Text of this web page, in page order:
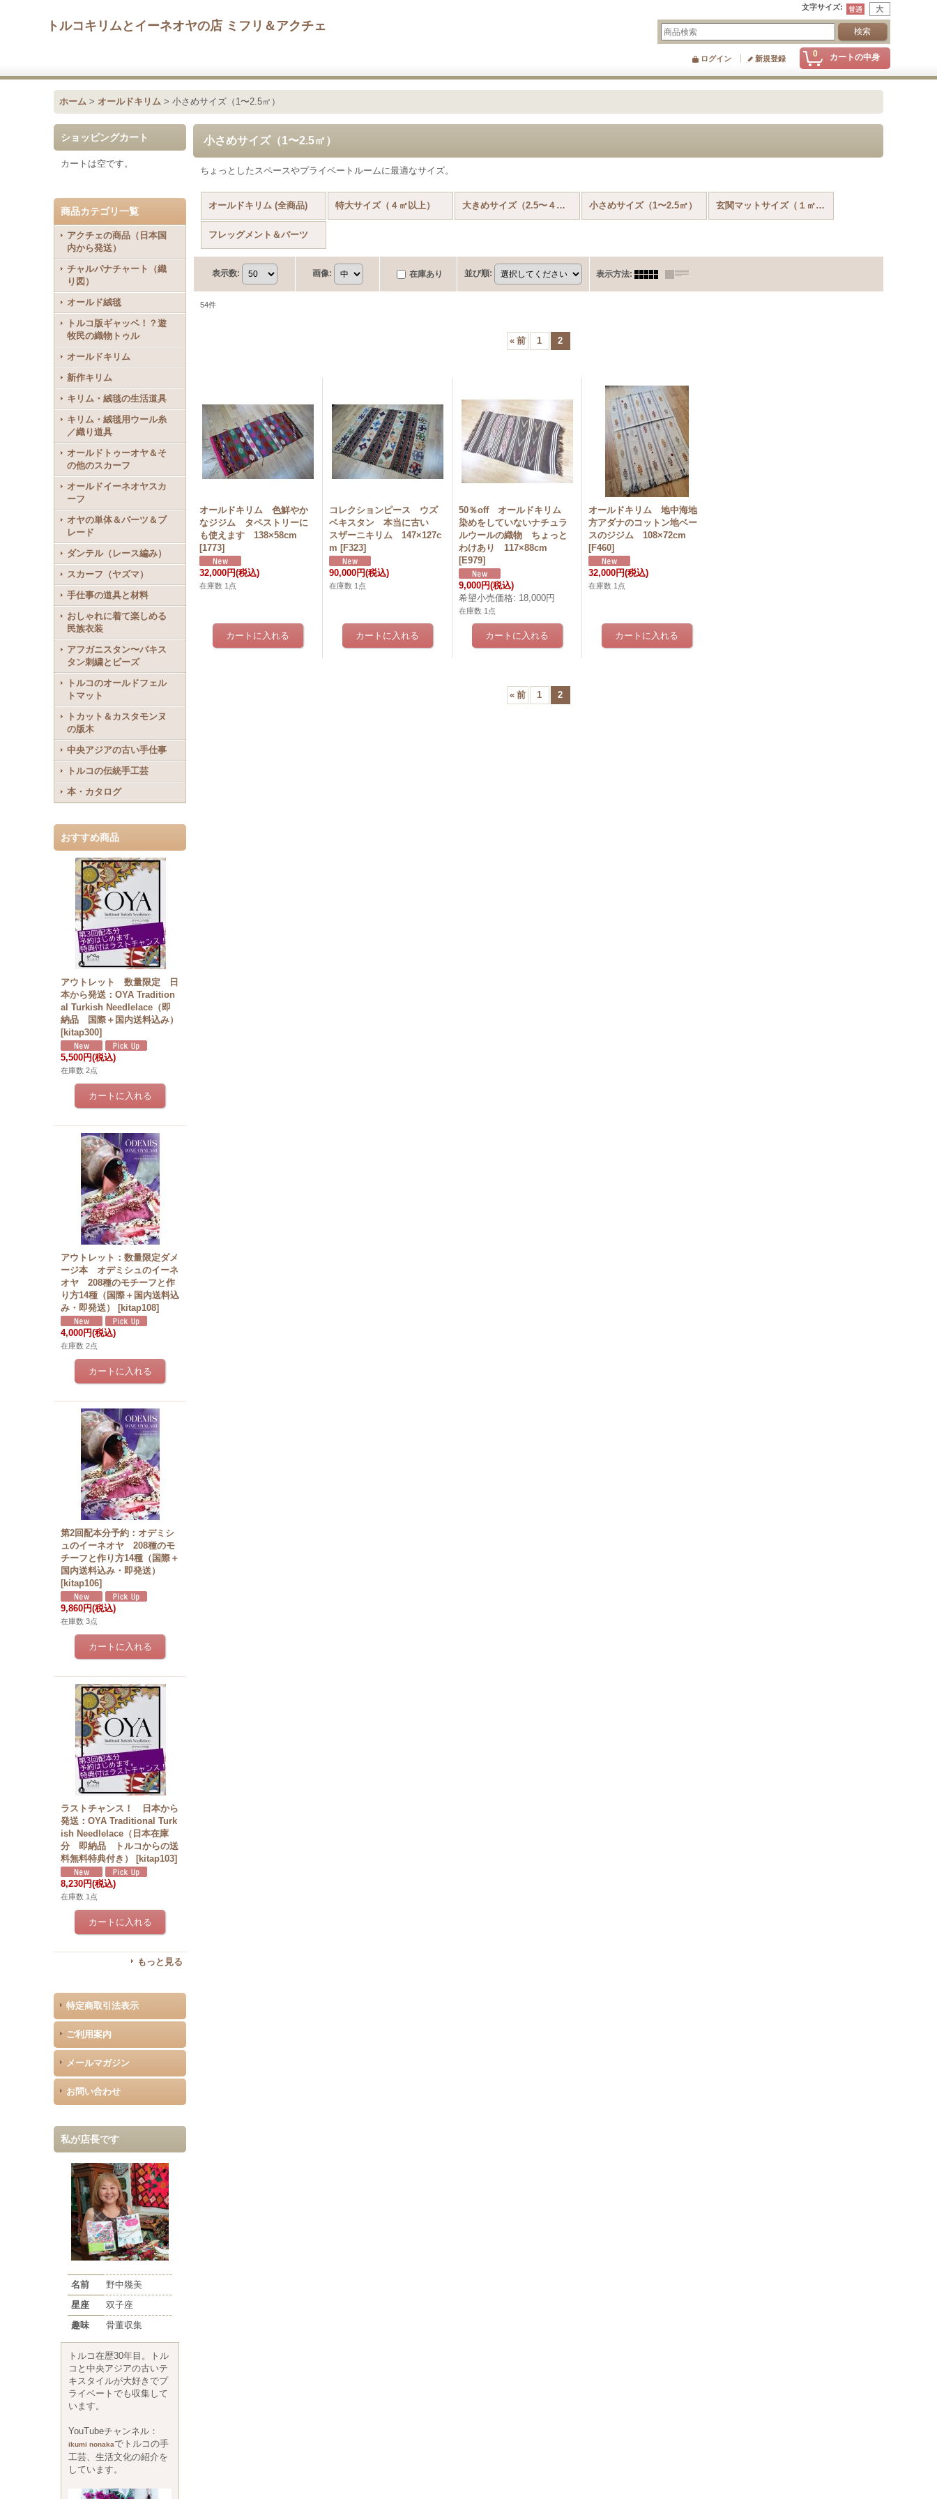
文字サイズ:
トルコキリムとイーネオヤの店 ミフリ＆アクチェ
0 カートの中身
ログイン 新規登録
ホーム > オールドキリム > 小さめサイズ（1〜2.5㎡）
ショッピングカート
カートは空です。
商品カテゴリ一覧
アクチェの商品（日本国
内から発送）
チャルパナチャート（織
り図）
オールド絨毯
トルコ版ギャッベ！？遊
牧民の織物トゥル
オールドキリム
新作キリム
キリム・絨毯の生活道具
キリム・絨毯用ウール糸
／織り道具
オールドトゥーオヤ＆そ
の他のスカーフ
オールドイーネオヤスカ
ーフ
オヤの単体＆パーツ＆ブ
レード
ダンテル（レース編み）
スカーフ（ヤズマ）
手仕事の道具と材料
おしゃれに着て楽しめる
民族衣装
アフガニスタン〜パキス
タン刺繍とビーズ
トルコのオールドフェル
トマット
トカット＆カスタモンヌ
の版木
中央アジアの古い手仕事
トルコの伝統手工芸
本・カタログ
おすすめ商品
アウトレット 数量限定 日
本から発送：OYA Tradition
al Turkish Needlelace（即
納品 国際＋国内送料込み）
[kitap300]
5,500円(税込)
在庫数 2点
アウトレット：数量限定ダメ
ージ本 オデミシュのイーネ
オヤ 208種のモチーフと作
り方14種（国際＋国内送料込
み・即発送）
[kitap108]
4,000円(税込)
在庫数 2点
第2回配本分予約：オデミシ
ュのイーネオヤ 208種のモ
チーフと作り方14種（国際＋
国内送料込み・即発送）
[kitap106]
9,860円(税込)
在庫数 3点
ラストチャンス！ 日本から
発送：OYA Traditional Turk
ish Needlelace（日本在庫
分 即納品 トルコからの送
料無料特典付き）
[kitap103]
8,230円(税込)
在庫数 1点
もっと見る
特定商取引法表示
ご利用案内
メールマガジン
お問い合わせ
私が店長です
名前
野中幾美
星座
双子座
趣味
骨董収集
トルコ在歴30年目。トル
コと中央アジアの古いテ
キスタイルが大好きでプ
ライベートでも収集して
います。
YouTubeチャンネル：
ikumi nonakaでトルコの手
工芸、生活文化の紹介を
しています。
小さめサイズ（1〜2.5㎡）
ちょっとしたスペースやプライベートルームに最適なサイズ。
オールドキリム (全商品) 特大サイズ（４㎡以上） 大きめサイズ（2.5〜４㎡） 小さめサイズ（1〜2.5㎡） 玄関マットサイズ（１㎡以下）
フレッグメント＆パーツ
表示数: 画像: 在庫あり 並び順: 表示方法:
54件
« 前 1 2
オールドキリム 色鮮やか
なジジム タペストリーに
も使えます 138×58cm
[1773]
32,000円(税込)
在庫数 1点
コレクションピース ウズ
ベキスタン 本当に古い
スザーニキリム 147×127c
m [F323]
90,000円(税込)
在庫数 1点
50％off オールドキリム
染めをしていないナチュラ
ルウールの織物 ちょっと
わけあり 117×88cm
[E979]
9,000円(税込)
希望小売価格: 18,000円
在庫数 1点
オールドキリム 地中海地
方アダナのコットン地ベー
スのジジム 108×72cm
[F460]
32,000円(税込)
在庫数 1点
« 前 1 2